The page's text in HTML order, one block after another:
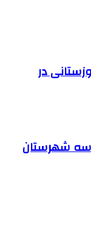
در
و پرورش دیّر: ۲۰ مدرسه شهرستان